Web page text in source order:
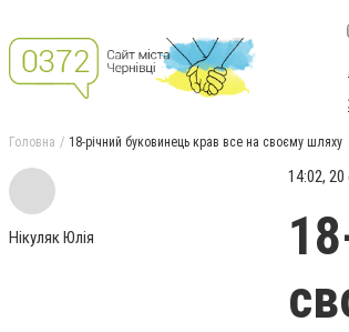
Головна 18-річний буковинець крав все на своєму шляху
Нікуляк Юлія
14:02, 20